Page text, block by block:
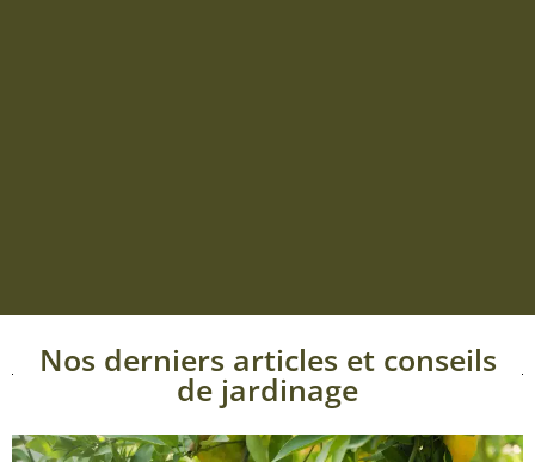
Nos derniers articles et conseils
de jardinage